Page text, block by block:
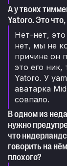
А у твоих
Yatoro. Это
Нет-нет,
нет, мы не
причине он
это его ник,
Yatoro. У
аватарка
совпало.
В одном из
нужно
что
говорить на
плохого?